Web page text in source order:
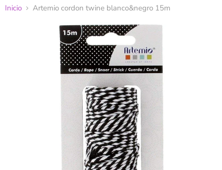
Inicio Artemio cordon twine blanco&negro 15m